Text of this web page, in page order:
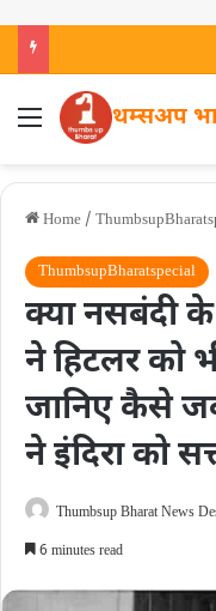
थम्सअप
Home /
ThumbsupBharatspecial
क्या नसबंदी
ने हिटलर को
जानिए कैसे
ने इंदिरा को
Thumbsup Bharat News
6 minutes read